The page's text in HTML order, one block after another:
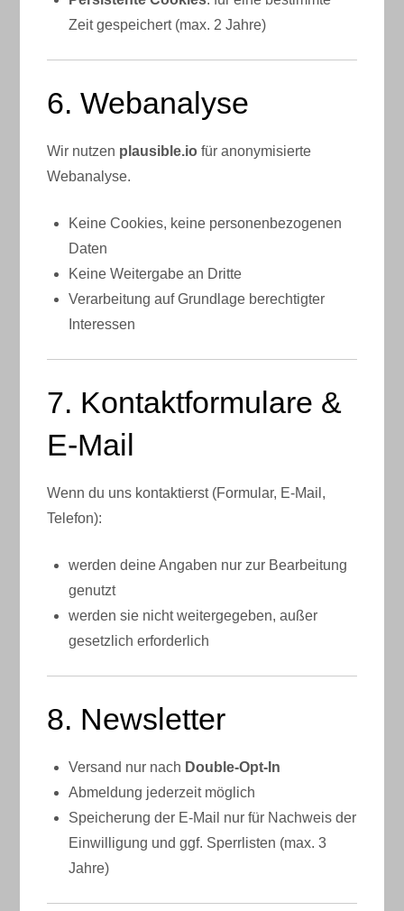
Zeit gespeichert (max. 2 Jahre)
6. Webanalyse
Wir nutzen plausible.io für anonymisierte
Webanalyse.
Keine Cookies, keine personenbezogenen
Daten
Keine Weitergabe an Dritte
Verarbeitung auf Grundlage berechtigter
Interessen
7. Kontaktformulare &
E-Mail
Wenn du uns kontaktierst (Formular, E-Mail,
Telefon):
werden deine Angaben nur zur Bearbeitung
genutzt
werden sie nicht weitergegeben, außer
gesetzlich erforderlich
8. Newsletter
Versand nur nach Double-Opt-In
Abmeldung jederzeit möglich
Speicherung der E-Mail nur für Nachweis der
Einwilligung und ggf. Sperrlisten (max. 3
Jahre)